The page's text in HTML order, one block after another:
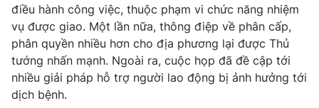
Thị trường 24h Tấm lòng Việt
VTV4 Vươn mình bằng AI
điều hành công việc, thuộc phạm vi chức năng nhiệm
vụ được giao. Một lần nữa, thông điệp về phân cấp,
phân quyền nhiều hơn cho địa phương lại được Thủ
tướng nhấn mạnh. Ngoài ra, cuộc họp đã đề cập tới
nhiều giải pháp hỗ trợ người lao động bị ảnh hưởng tới
dịch bệnh.